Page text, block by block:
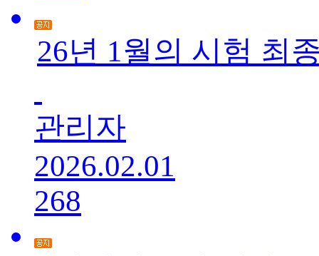
26년 1월의 시험 최
관리자
2026.02.01
268